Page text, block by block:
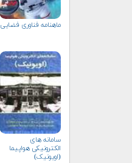
ماهنامه فناوری فضایی
سامانه های
الکترونیکی هواپیما
(اویونیک)